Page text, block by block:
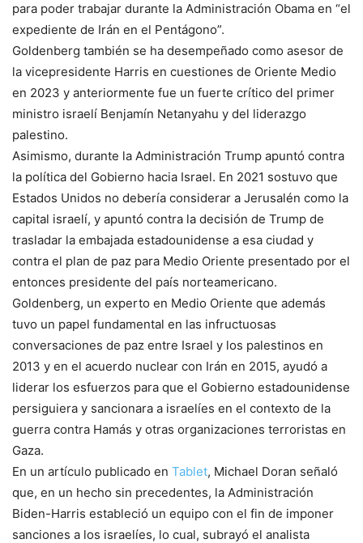
para poder trabajar durante la Administración Obama en “el
expediente de Irán en el Pentágono”.
Goldenberg también se ha desempeñado como asesor de
la vicepresidente Harris en cuestiones de Oriente Medio
en 2023 y anteriormente fue un fuerte crítico del primer
ministro israelí Benjamín Netanyahu y del liderazgo
palestino.
Asimismo, durante la Administración Trump apuntó contra
la política del Gobierno hacia Israel. En 2021 sostuvo que
Estados Unidos no debería considerar a Jerusalén como la
capital israelí, y apuntó contra la decisión de Trump de
trasladar la embajada estadounidense a esa ciudad y
contra el plan de paz para Medio Oriente presentado por el
entonces presidente del país norteamericano.
Goldenberg, un experto en Medio Oriente que además
tuvo un papel fundamental en las infructuosas
conversaciones de paz entre Israel y los palestinos en
2013 y en el acuerdo nuclear con Irán en 2015, ayudó a
liderar los esfuerzos para que el Gobierno estadounidense
persiguiera y sancionara a israelíes en el contexto de la
guerra contra Hamás y otras organizaciones terroristas en
Gaza.
En un artículo publicado en Tablet, Michael Doran señaló
que, en un hecho sin precedentes, la Administración
Biden-Harris estableció un equipo con el fin de imponer
sanciones a los israelíes, lo cual, subrayó el analista